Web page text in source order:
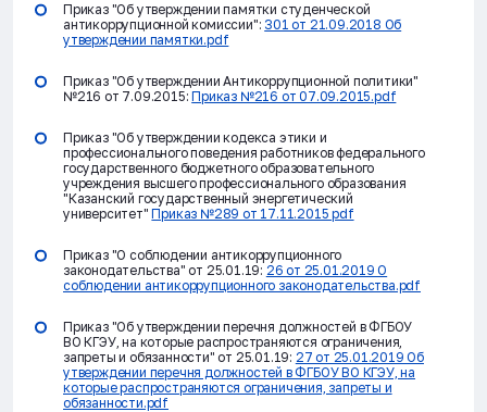
Приказ "Об утверждении памятки студенческой
антикоррупционной комиссии": 301 от 21.09.2018 Об
утверждении памятки.pdf
Приказ "Об утверждении Антикоррупционной политики"
№216 от 7.09.2015:Приказ №216 от 07.09.2015.pdf
Приказ "Об утверждении кодекса этики и
профессионального поведения работников федерального
государственного бюджетного образовательного
учреждения высшего профессионального образования
"Казанский государственный энергетический
университет"Приказ №289 от 17.11.2015 pdf
Приказ "О соблюдении антикоррупционного
законодательства" от 25.01.19: 26 от 25.01.2019 О
соблюдении антикоррупционного законодательства.pdf
Приказ "Об утверждении перечня должностей в ФГБОУ
ВО КГЭУ, на которые распространяются ограничения,
запреты и обязанности" от 25.01.19: 27 от 25.01.2019 Об
утверждении перечня должностей в ФГБОУ ВО КГЭУ, на
которые распространяются ограничения, запреты и
обязанности.pdf